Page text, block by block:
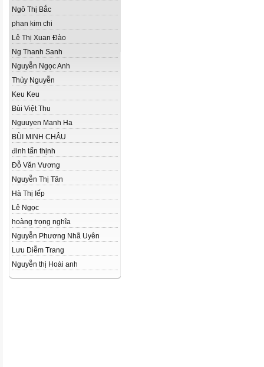
Ngô Thị Bắc
phan kim chi
Lê Thị Xuan Đào
Ng Thanh Sanh
Nguyễn Ngọc Anh
Thủy Nguyễn
Keu Keu
Bùi Việt Thu
Nguuyen Manh Ha
BÙI MINH CHÂU
đinh tấn thịnh
Đỗ Văn Vương
Nguyễn Thị Tân
Hà Thị Iếp
Lê Ngọc
hoàng trọng nghĩa
Nguyễn Phương Nhã Uyên
Lưu Diễm Trang
Nguyễn thị Hoài anh